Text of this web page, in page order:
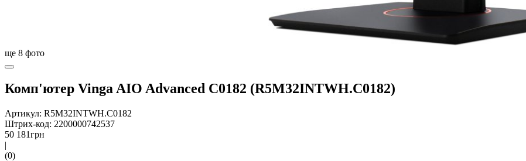
ще 8 фото
Комп'ютер Vinga AIO Advanced C0182 (R5M32INTWH.C0182)
Артикул: R5M32INTWH.C0182
Штрих-код: 2200000742537
50 181грн
|
(0)